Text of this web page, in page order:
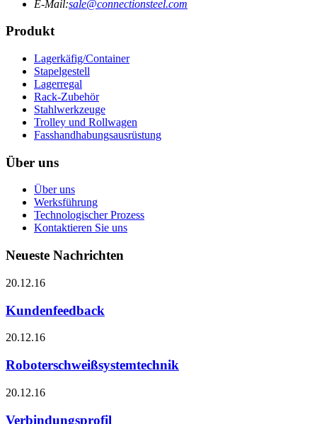
E-Mail:sale@connectionsteel.com
Produkt
Lagerkäfig/Container
Stapelgestell
Lagerregal
Rack-Zubehör
Stahlwerkzeuge
Trolley und Rollwagen
Fasshandhabungsausrüstung
Über uns
Über uns
Werksführung
Technologischer Prozess
Kontaktieren Sie uns
Neueste Nachrichten
20.12.16
Kundenfeedback
20.12.16
Roboterschweißsystemtechnik
20.12.16
Verbindungsprofil